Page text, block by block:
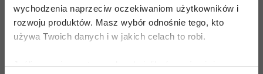
wychodzenia naprzeciw oczekiwaniom użytkowników i
rozwoju produktów. Masz wybór odnośnie tego, kto
używa Twoich danych i w jakich celach to robi.
Jeśli wyrazisz na to zgodę, chcielibyśmy również: